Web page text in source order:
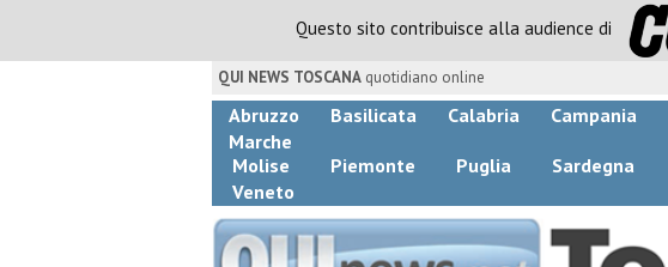
Questo sito contribuisce alla audience di
QUI NEWS TOSCANA quotidiano online
Abruzzo Basilicata Calabria Campania
Marche
Molise
Piemonte Puglia Sardegna
Veneto